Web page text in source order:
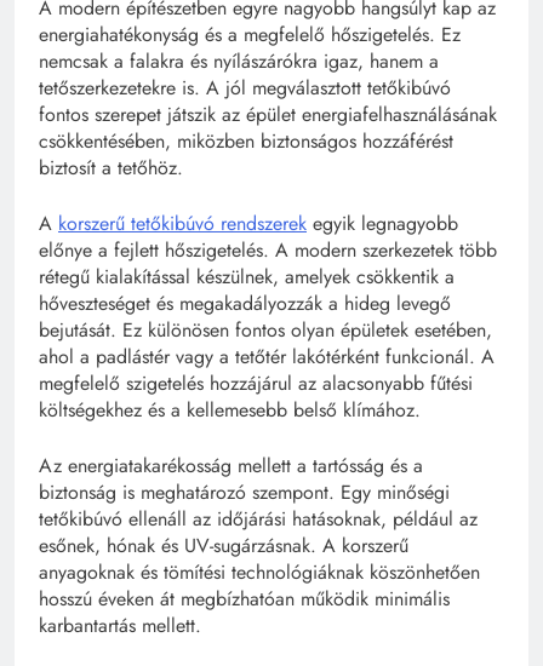
A modern építészetben egyre nagyobb hangsúlyt kap az
energiahatékonyság és a megfelelő hőszigetelés. Ez
nemcsak a falakra és nyílászárókra igaz, hanem a
tetőszerkezetekre is. A jól megválasztott tetőkibúvó
fontos szerepet játszik az épület energiafelhasználásának
csökkentésében, miközben biztonságos hozzáférést
biztosít a tetőhöz.
A korszerű tetőkibúvó rendszerek egyik legnagyobb
előnye a fejlett hőszigetelés. A modern szerkezetek több
rétegű kialakítással készülnek, amelyek csökkentik a
hőveszteséget és megakadályozzák a hideg levegő
bejutását. Ez különösen fontos olyan épületek esetében,
ahol a padlástér vagy a tetőtér lakótérként funkcionál. A
megfelelő szigetelés hozzájárul az alacsonyabb fűtési
költségekhez és a kellemesebb belső klímához.
Az energiatakarékosság mellett a tartósság és a
biztonság is meghatározó szempont. Egy minőségi
tetőkibúvó ellenáll az időjárási hatásoknak, például az
esőnek, hónak és UV-sugárzásnak. A korszerű
anyagoknak és tömítési technológiáknak köszönhetően
hosszú éveken át megbízhatóan működik minimális
karbantartás mellett.